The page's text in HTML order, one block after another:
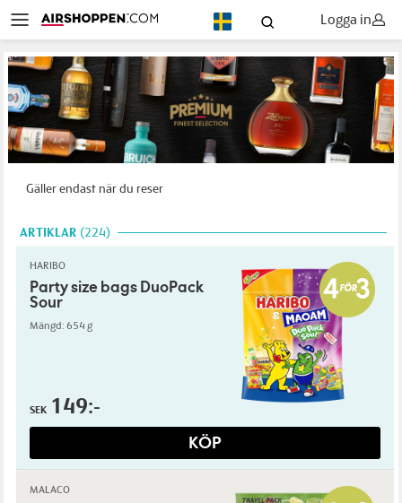
Logga in
Gäller endast när du reser
224
ARTIKLAR
HARIBO
Party size bags DuoPack
Sour
Mängd: 654 g
SEK 149:-
KÖP
MALACO